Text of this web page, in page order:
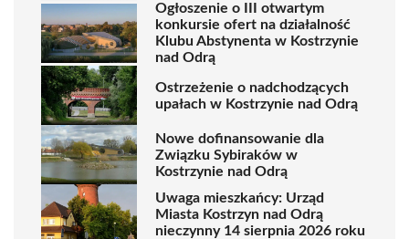
Ogłoszenie o III otwartym
konkursie ofert na działalność
Klubu Abstynenta w Kostrzynie
nad Odrą
Ostrzeżenie o nadchodzących
upałach w Kostrzynie nad Odrą
Nowe dofinansowanie dla
Związku Sybiraków w
Kostrzynie nad Odrą
Uwaga mieszkańcy: Urząd
Miasta Kostrzyn nad Odrą
nieczynny 14 sierpnia 2026 roku